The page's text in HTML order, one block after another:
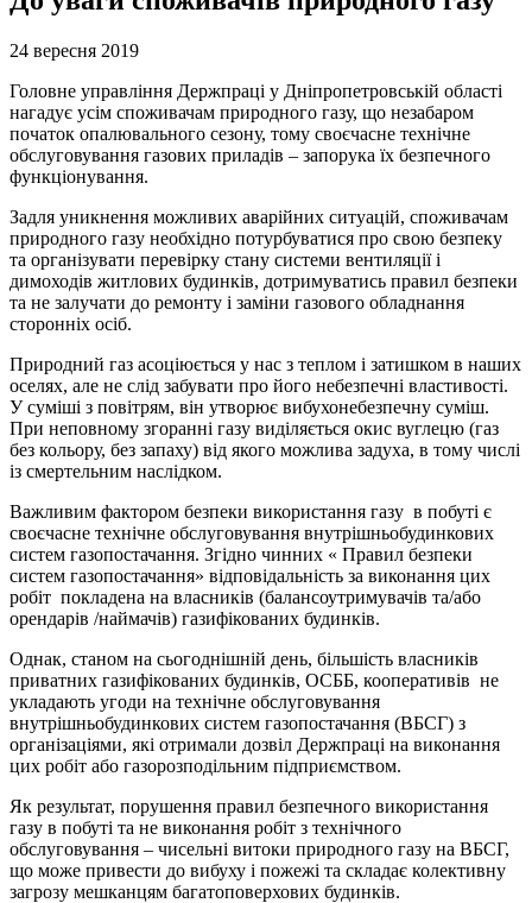
24 вересня 2019
Головне управління Держпраці у Дніпропетровській області
нагадує усім споживачам природного газу, що незабаром
початок опалювального сезону, тому своєчасне технічне
обслуговування газових приладів – запорука їх безпечного
функціонування.
Задля уникнення можливих аварійних ситуацій, споживачам
природного газу необхідно потурбуватися про свою безпеку
та організувати перевірку стану системи вентиляції і
димоходів житлових будинків, дотримуватись правил безпеки
та не залучати до ремонту і заміни газового обладнання
сторонніх осіб.
Природний газ асоціюється у нас з теплом і затишком в наших
оселях, але не слід забувати про його небезпечні властивості.
У суміші з повітрям, він утворює вибухонебезпечну суміш.
При неповному згоранні газу виділяється окис вуглецю (газ
без кольору, без запаху) від якого можлива задуха, в тому числі
із смертельним наслідком.
Важливим фактором безпеки використання газу в побуті є
своєчасне технічне обслуговування внутрішньобудинкових
систем газопостачання. Згідно чинних « Правил безпеки
систем газопостачання» відповідальність за виконання цих
робіт покладена на власників (балансоутримувачів та/або
орендарів /наймачів) газифікованих будинків.
Однак, станом на сьогоднішній день, більшість власників
приватних газифікованих будинків, ОСББ, кооперативів не
укладають угоди на технічне обслуговування
внутрішньобудинкових систем газопостачання (ВБСГ) з
організаціями, які отримали дозвіл Держпраці на виконання
цих робіт або газорозподільним підприємством.
Як результат, порушення правил безпечного використання
газу в побуті та не виконання робіт з технічного
обслуговування – чисельні витоки природного газу на ВБСГ,
що може привести до вибуху і пожежі та складає колективну
загрозу мешканцям багатоповерхових будинків.